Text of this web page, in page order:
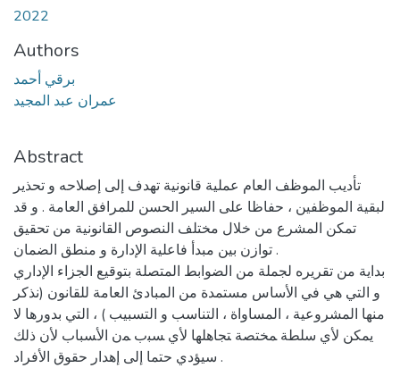
2022
Authors
برقي أحمد
عمران عبد المجيد
Abstract
تأديب الموظف العام عملية قانونية تهدف إلى إصلاحه و تحذير
لبقية الموظفين ، حفاظا على السير الحسن للمرافق العامة . و قد
تمكن المشرع من خلال مختلف النصوص القانونية من تحقيق
توازن بين مبدأ فاعلية الإدارة و منطق الضمان .
بداية من تقريره لجملة من الضوابط المتصلة بتوقيع الجزاء الإداري
و التي هي في الأساس مستمدة من المبادئ العامة للقانون (نذكر
منها المشروعية ، المساواة ، التناسب و التسبيب ) ، التي بدورها لا
يمكن لأي سلطة ﻤﺨﺘﺼﺔ ﺘﺠﺎﻫﻠﻬﺎ ﻷﻱ ﺴﺒﺏ ﻤﻥ ﺍﻷﺴﺒﺎﺏ لأن ذلك
سيؤدي حتما إلى إهدار حقوق الأفراد .